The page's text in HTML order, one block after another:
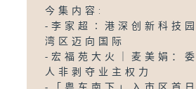
今集内容:
-李家超∶港深创新科技
湾区迈向国际
-宏福苑大火｜麦美娟：
人非剥夺业主权力